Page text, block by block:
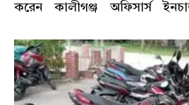
করেন কালীগঞ্জ অফিসার্স